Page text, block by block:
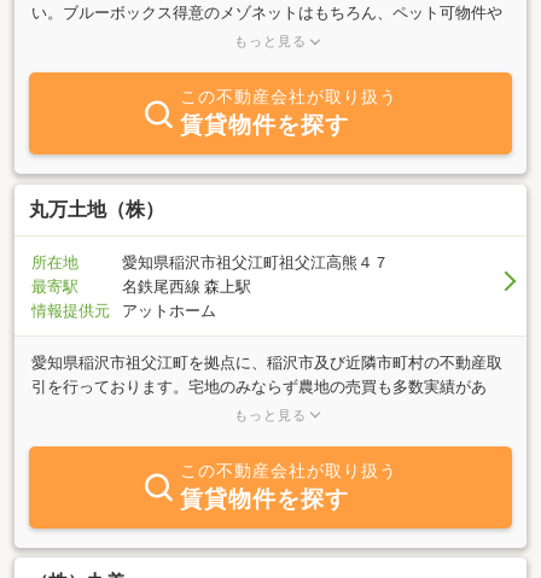
い。ブルーボックス得意のメゾネットはもちろん、ペット可物件や
法人向け高級賃貸、お値打ち物件などさまざまなタイプのお部屋を
周辺の治安状況やお買い物などの便利さ、小学校の校風など、生活
に関するあらゆることをトータルに情報収集することです。そのた
めには住みたい街にある不動産会社を訪問して相談することが何よ
り近道！その点、私たちスタッフは誰よりも地元に詳しい自信があ
ります！物件のこと、この街のことならブルーボックスにお任せく
ださい！ご一緒に楽しくいいお部屋を探しましょう☆
もっと見る
この不動産会社が取り扱う
賃貸物件を探す
丸万土地（株）
所在地
愛知県稲沢市祖父江町祖父江高熊４７
最寄駅
名鉄尾西線 森上駅
情報提供元
アットホーム
愛知県稲沢市祖父江町を拠点に、稲沢市及び近隣市町村の不動産取
引を行っております。宅地のみならず農地の売買も多数実績があ
り、不動産に関することならどんなことでもお尋ねください。地元
もっと見る
この不動産会社が取り扱う
賃貸物件を探す